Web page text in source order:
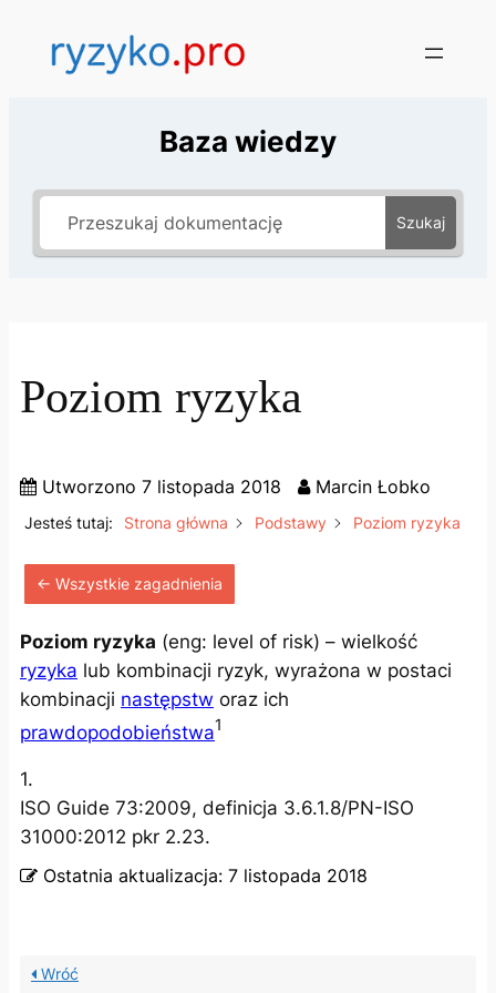
Baza wiedzy
Szukaj
Poziom ryzyka
Utworzono 7 listopada 2018 Marcin Łobko
Jesteś tutaj: Strona główna Podstawy Poziom ryzyka
← Wszystkie zagadnienia
Poziom ryzyka (eng: level of risk) – wielkość
ryzyka lub kombinacji ryzyk, wyrażona w postaci
kombinacji następstw oraz ich
prawdopodobieństwa1
1.
ISO Guide 73:2009, definicja 3.6.1.8/PN-ISO
31000:2012 pkr 2.23.
Ostatnia aktualizacja: 7 listopada 2018
Wróć